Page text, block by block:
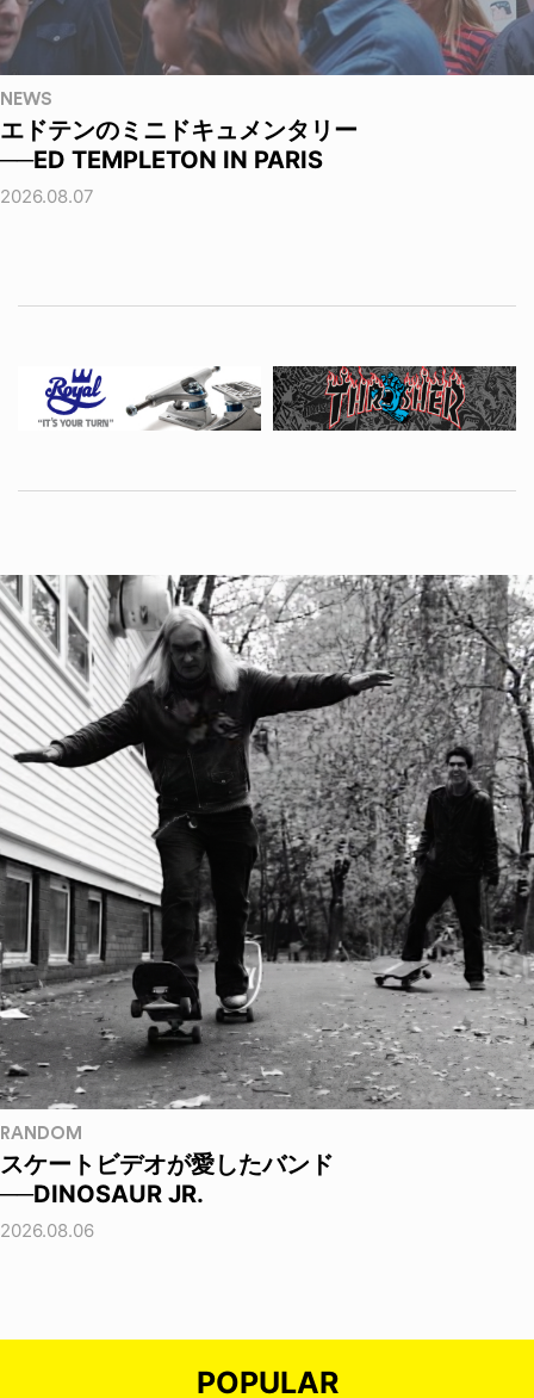
NEWS
エドテンのミニドキュメンタリー
──ED TEMPLETON IN PARIS
2026.08.07
RANDOM
スケートビデオが愛したバンド
──DINOSAUR JR.
2026.08.06
POPULAR